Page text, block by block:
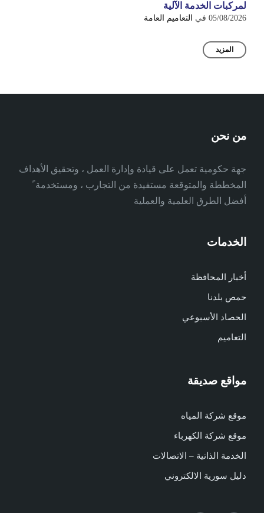
لمركبات الخدمة الآلية
05/08/2026 في التعاميم العامة
المزيد
من نحن
جهة حكومية تعمل على قيادة وإدارة العمل ، وتحقيق الأهداف
المخططة والمتوقعة مستفيدة من التجارب ، ومستخدمة ً
أفضل الطرق العلمية والعملية
الخدمات
أخبار المحافظة
حمص بلدنا
الحصاد الأسبوعي
التعاميم
مواقع صديقة
موقع شركة المياه
موقع شركة الكهرباء
الخدمة الذاتية – الاتصالات
دليل سورية الالكتروني